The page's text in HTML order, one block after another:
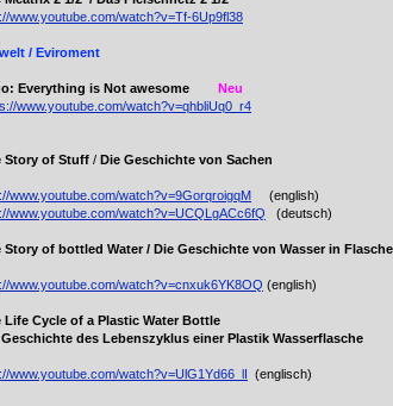
www.youtube.com/watch?v=Tf-6Up9fl38
/ Eviroment
Everything is Not awesome Neu
www.youtube.com/watch?v=qhbliUq0_r4
Story of Stuff / Die Geschichte von Sachen
www.youtube.com/watch?v=9GorqroigqM (english)
www.youtube.com/watch?v=UCQLgACc6fQ (deutsch)
Story of bottled Water / Die Geschichte von Wasser in
www.youtube.com/watch?v=cnxuk6YK8OQ (english)
Life Cycle of a Plastic Water Bottle
des Lebenszyklus einer Plastik Wasserflasche
www.youtube.com/watch?v=UlG1Yd66_lI (englisch)